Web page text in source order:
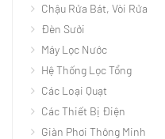
Chậu Rửa Bát, Vòi Rửa
Đèn Sưởi
Máy Lọc Nước
Hệ Thống Lọc Tổng
Các Loại Quạt
Các Thiết Bị Điện
Giàn Phơi Thông Minh